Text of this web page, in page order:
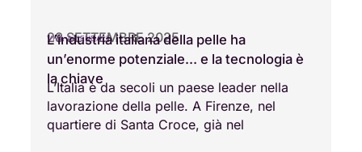
28 SETTEMBRE 2025
VITA AZIENDALE
L’industria italiana della pelle ha
un’enorme potenziale… e la tecnologia è
la chiave
L’Italia è da secoli un paese leader nella
lavorazione della pelle. A Firenze, nel
quartiere di Santa Croce, già nel